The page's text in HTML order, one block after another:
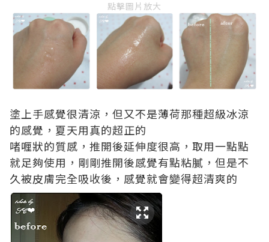
點擊圖片放大
塗上手感覺很清涼，但又不是薄荷那種超級冰涼
的感覺，夏天用真的超正的
啫喱狀的質感，推開後延伸度很高，取用一點點
就足夠使用，剛剛推開後感覺有點粘膩，但是不
久被皮膚完全吸收後，感覺就會變得超清爽的